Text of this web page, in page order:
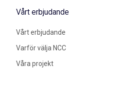
Vårt erbjudande
Vårt erbjudande
Varför välja NCC
Våra projekt